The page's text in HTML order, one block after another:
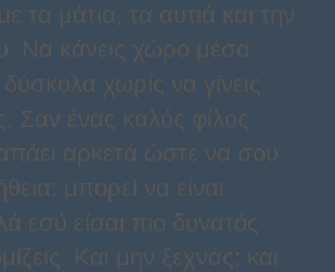
τα μάτια, τα αυτιά και την
Να κάνεις χώρο μέσα
χωρίς να γίνεις
Σαν ένας καλός φίλος
αρκετά ώστε να σου
μπορεί να είναι
εσύ είσαι πιο δυνατός
Και μην ξεχνάς: και